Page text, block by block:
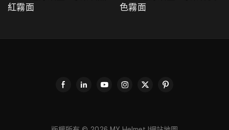
紅霧面
色霧面